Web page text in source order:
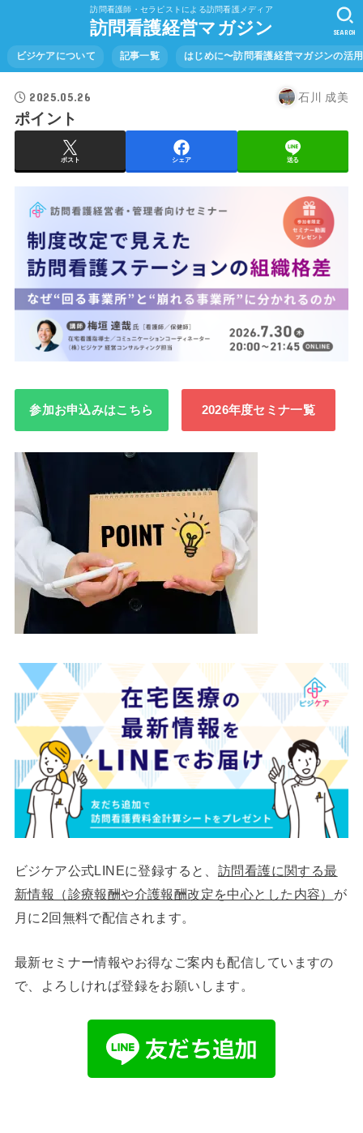
訪問看護師・セラピストによる訪問看護メディア
訪問看護経営マガジン
ビジケアについて 記事一覧 はじめに〜訪問看護経営マガジンの活
SEARCH
2025.05.26 石川 成美
ポイント
ポスト シェア 送る
参加お申込みはこちら 2026年度セミナ一覧
ビジケア公式LINEに登録すると、 訪問看護に関する最
新情報（診療報酬や介護報酬改定を中心とした内容） が
月に2回無料で配信されます。
最新セミナー情報やお得なご案内も配信していますの
で、よろしければ登録をお願いします。